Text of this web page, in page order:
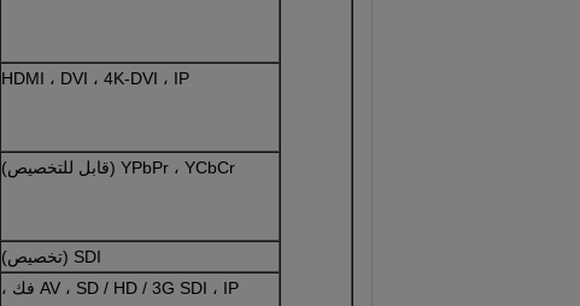
HDMI ، DVI ، 4K-DVI ، IP
YPbPr ، YCbCr (قابل للتخصيص)
SDI (تخصيص)
AV ، SD / HD / 3G SDI ، IP فك ،